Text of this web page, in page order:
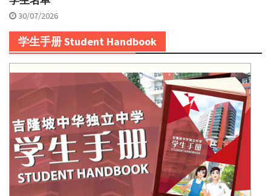
30/07/2026
学生手册 Student Handbook